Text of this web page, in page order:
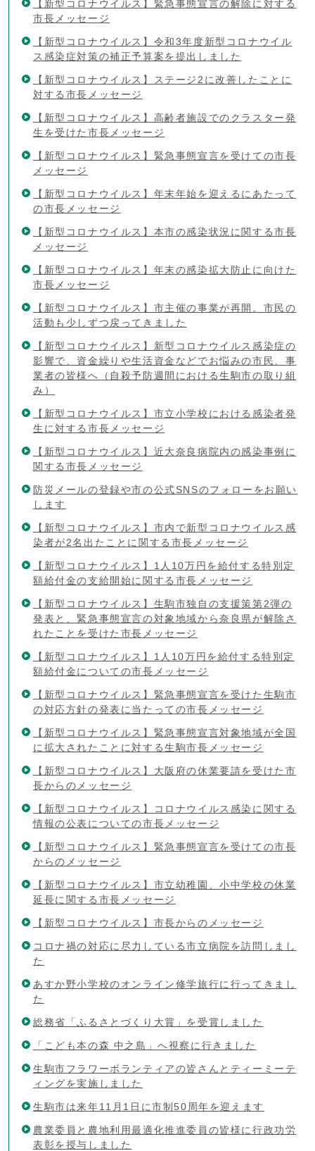
【新型コロナウイルス】緊急事態宣言の解除に対する
市長メッセージ
【新型コロナウイルス】令和3年度新型コロナウイル
ス感染症対策の補正予算案を提出しました
【新型コロナウイルス】ステージ2に改善したことに
対する市長メッセージ
【新型コロナウイルス】高齢者施設でのクラスター発
生を受けた市長メッセージ
【新型コロナウイルス】緊急事態宣言を受けての市長
メッセージ
【新型コロナウイルス】年末年始を迎えるにあたって
の市長メッセージ
【新型コロナウイルス】本市の感染状況に関する市長
メッセージ
【新型コロナウイルス】年末の感染拡大防止に向けた
市長メッセージ
【新型コロナウイルス】市主催の事業が再開。市民の
活動も少しずつ戻ってきました
【新型コロナウイルス】新型コロナウイルス感染症の
影響で、資金繰りや生活資金などでお悩みの市民、事
業者の皆様へ（自殺予防週間における生駒市の取り組
み）
【新型コロナウイルス】市立小学校における感染者発
生に対する市長メッセージ
【新型コロナウイルス】近大奈良病院内の感染事例に
関する市長メッセージ
防災メールの登録や市の公式SNSのフォローをお願い
します
【新型コロナウイルス】市内で新型コロナウイルス感
染者が2名出たことに関する市長メッセージ
【新型コロナウイルス】1人10万円を給付する特別定
額給付金の支給開始に関する市長メッセージ
【新型コロナウイルス】生駒市独自の支援策第2弾の
発表と、緊急事態宣言の対象地域から奈良県が解除さ
れたことを受けた市長メッセージ
【新型コロナウイルス】1人10万円を給付する特別定
額給付金についての市長メッセージ
【新型コロナウイルス】緊急事態宣言を受けた生駒市
の対応方針の発表に当たっての市長メッセージ
【新型コロナウイルス】緊急事態宣言対象地域が全国
に拡大されたことに対する生駒市長メッセージ
【新型コロナウイルス】大阪府の休業要請を受けた市
長からのメッセージ
【新型コロナウイルス】コロナウイルス感染に関する
情報の公表についての市長メッセージ
【新型コロナウイルス】緊急事態宣言を受けての市長
からのメッセージ
【新型コロナウイルス】市立幼稚園、小中学校の休業
延長に関する市長メッセージ
【新型コロナウイルス】市長からのメッセージ
コロナ禍の対応に尽力している市立病院を訪問しまし
た
あすか野小学校のオンライン修学旅行に行ってきまし
た
総務省「ふるさとづくり大賞」を受賞しました
「こども本の森 中之島」へ視察に行きました
生駒市フラワーボランティアの皆さんとティーミーテ
ィングを実施しました
生駒市は来年11月1日に市制50周年を迎えます
農業委員と農地利用最適化推進委員の皆様に行政功労
表彰を授与しました